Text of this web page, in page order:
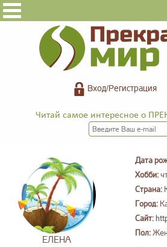
Вход/Регистрация
Читай самое интересное о
ЕЛЕНА
Дата
Хобби:
Страна:
Город:
Сайт:
Пол: